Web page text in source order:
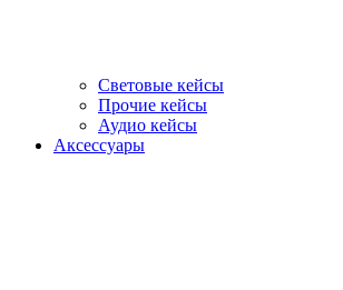
Световые кейсы
Прочие кейсы
Аудио кейсы
Аксессуары